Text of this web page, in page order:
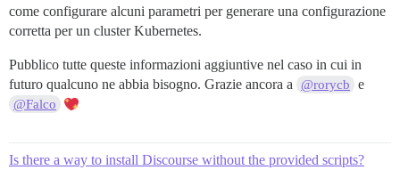
come configurare alcuni parametri per generare una configurazione
corretta per un cluster Kubernetes.
Pubblico tutte queste informazioni aggiuntive nel caso in cui in
futuro qualcuno ne abbia bisogno. Grazie ancora a
@rorycb e
@Falco
Is there a way to install Discourse without the provided scripts?